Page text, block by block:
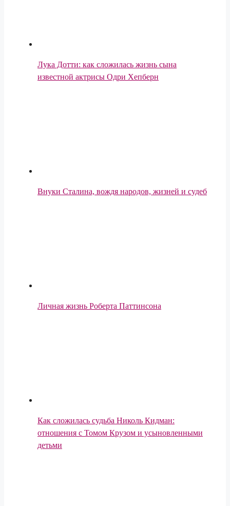
Лука Дотти: как сложилась жизнь сына
известной актрисы Одри Хепберн
Внуки Сталина, вождя народов, жизней и судеб
Личная жизнь Роберта Паттинсона
Как сложилась судьба Николь Кидман:
отношения с Томом Крузом и усыновленными
детьми